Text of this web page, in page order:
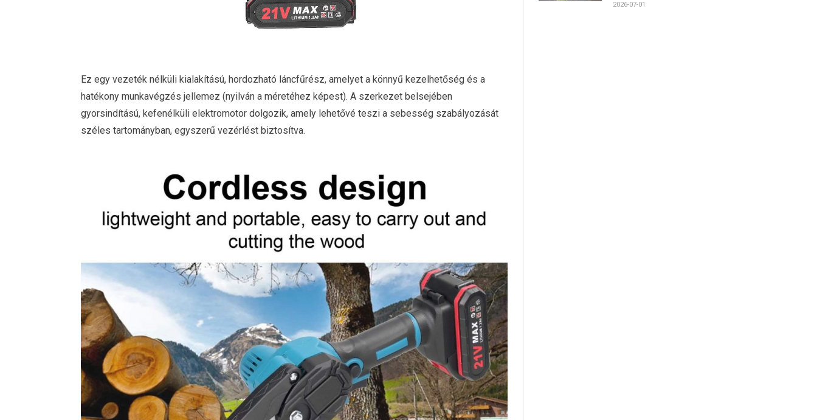
Ez egy vezeték nélküli kialakítású, hordozható láncfűrész, amelyet a könnyű kezelhetőség és a
hatékony munkavégzés jellemez (nyilván a méretéhez képest). A szerkezet belsejében
gyorsindítású, kefenélküli elektromotor dolgozik, amely lehetővé teszi a sebesség szabályozását
széles tartományban, egyszerű vezérlést biztosítva.
2026-07-01